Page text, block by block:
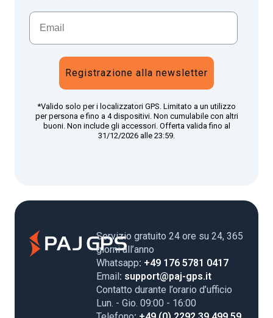
Registrazione alla newsletter
*Valido solo per i localizzatori GPS. Limitato a un utilizzo
per persona e fino a 4 dispositivi. Non cumulabile con altri
buoni. Non include gli accessori. Offerta valida fino al
31/12/2026 alle 23:59.
Servizio gratuito 24 ore su 24, 365
giorni all’anno
Whatsapp: +49 176 5781 0417
Email : support@paj-gps.it
Contatto durante l’orario d’ufficio
Lun. - Gio. 09:00 - 16:00